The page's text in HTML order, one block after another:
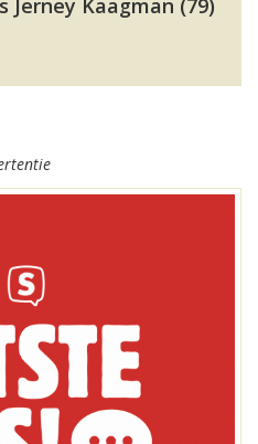
Jerney Kaagman (79)